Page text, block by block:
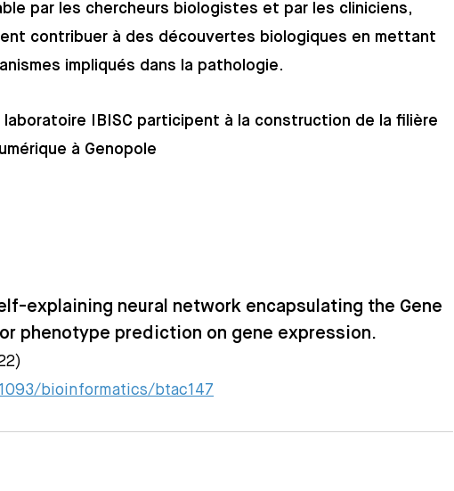
par les chercheurs biologistes et par les cliniciens,
contribuer à des découvertes biologiques en mettant
impliqués dans la pathologie.
laboratoire IBISC participent à la construction de la filière
à Genopole
explaining neural network encapsulating the Gene
phenotype prediction on gene expression.
bioinformatics/btac147